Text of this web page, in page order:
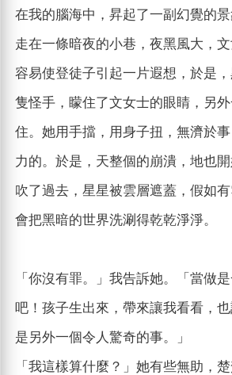
在我的腦海中，昇起了一副幻覺的
走在一條暗夜的小巷，夜黑風大，文
容易使登徒子引起一片遐想，於是
隻怪手，矇住了文女士的眼睛，另
住。她用手擋，用身子扭，無濟於
力的。於是，天整個的崩潰，地也
吹了過去，星星被雲層遮蓋，假如
會把黑暗的世界洗涮得乾乾淨淨。
「你沒有罪。」我告訴她。「當做
吧！孩子生出來，帶來讓我看看，
是另外一個令人驚奇的事。」
「我這樣算什麼？」她有些無助，楚